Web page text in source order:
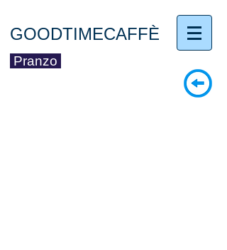
GOODTIMECAFFÈ
Pranzo